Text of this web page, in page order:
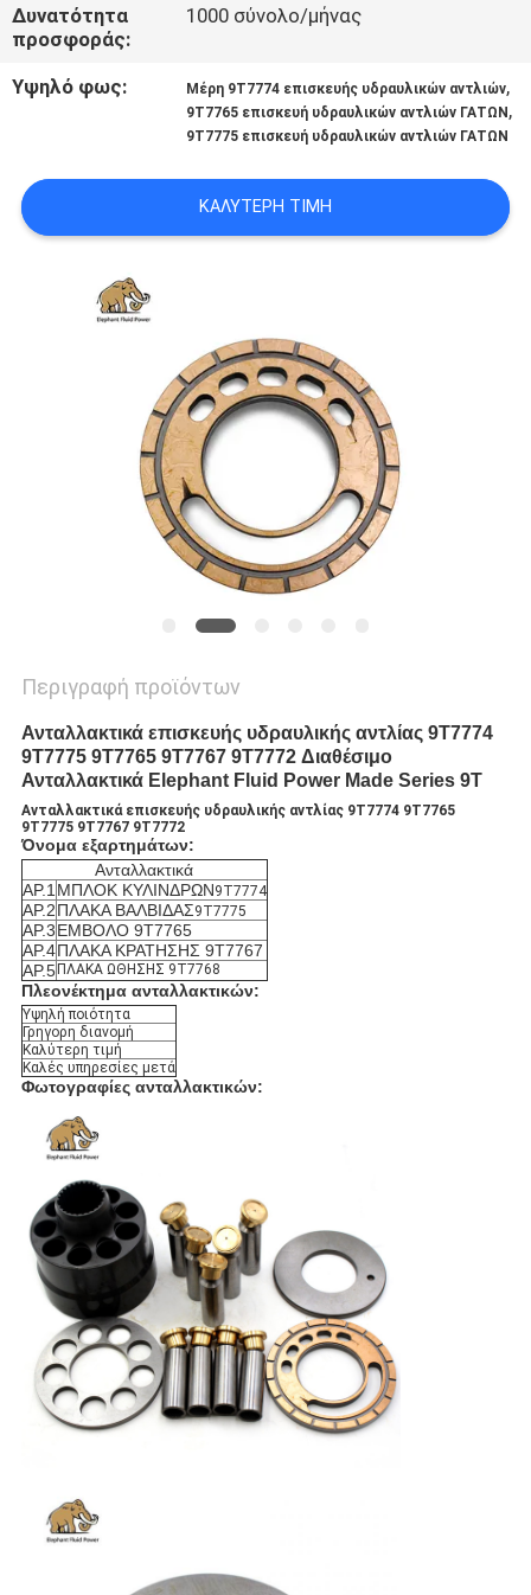
ΕΙΔΉΣΕΙΣ
ΠΕΡΙΠΤΏΣΕΙΣ
SITEMAP
PRIVACY
POLICY
Δυνατότητα
προσφοράς:
1000 σύνολο/μήνας
Υψηλό φως: Μέρη 9T7774 επισκευής υδραυλικών αντλιών,
9T7765 επισκευή υδραυλικών αντλιών ΓΑΤΩΝ ,
9T7775 επισκευή υδραυλικών αντλιών ΓΑΤΩΝ
ΚΑΛΎΤΕΡΗ ΤΙΜΉ
Περιγραφή προϊόντων
Ανταλλακτικά επισκευής υδραυλικής αντλίας 9T7774
9T7775 9T7765 9T7767 9T7772 Διαθέσιμο
Ανταλλακτικά Elephant Fluid Power Made Series 9T
Ανταλλακτικά επισκευής υδραυλικής αντλίας 9T7774 9T7765
9T7775 9T7767 9T7772
Όνομα εξαρτημάτων:
Ανταλλακτικά
ΑΡ.1ΜΠΛΟΚ ΚΥΛΙΝΔΡΩΝ9T7774
ΑΡ.2ΠΛΑΚΑ ΒΑΛΒΙΔΑΣ9T7775
ΑΡ.3ΕΜΒΟΛΟ 9Τ7765
ΑΡ.4ΠΛΑΚΑ ΚΡΑΤΗΣΗΣ 9T7767
ΑΡ.5 ΠΛΑΚΑ ΩΘΗΣΗΣ 9T7768
Πλεονέκτημα ανταλλακτικών:
Υψηλή ποιότητα
Γρηγορη διανομή
Καλύτερη τιμή
Καλές υπηρεσίες μετά
Φωτογραφίες ανταλλακτικών: